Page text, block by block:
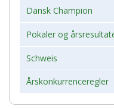
Dansk Champion
Pokaler og
Schweis
Årskonkurrenceregler